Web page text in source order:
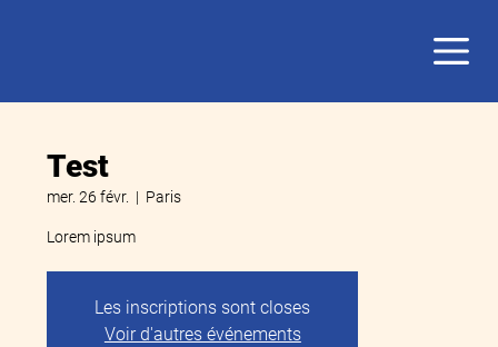
Test
mer. 26 févr.
  |
Paris
Lorem ipsum
Les inscriptions sont closes
Voir d'autres événements